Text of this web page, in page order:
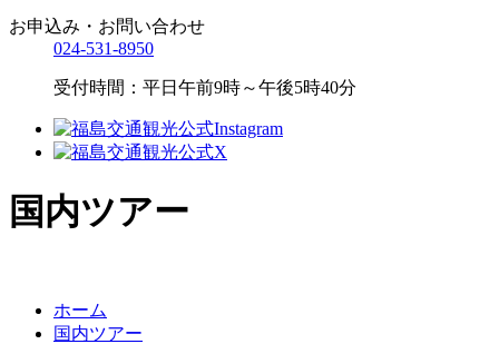
お申込み・お問い合わせ
024-531-8950
受付時間：平日午前9時～午後5時40分
国内ツアー
ホーム
国内ツアー